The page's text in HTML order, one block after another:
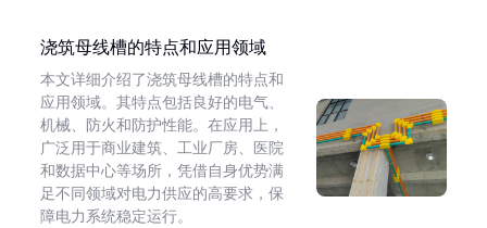
浇筑母线槽的特点和应用领域
本文详细介绍了浇筑母线槽的特点和
应用领域。其特点包括良好的电气、
机械、防火和防护性能。在应用上，
广泛用于商业建筑、工业厂房、医院
和数据中心等场所，凭借自身优势满
足不同领域对电力供应的高要求，保
障电力系统稳定运行。